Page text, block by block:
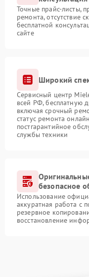
Точные прайс-листы,
ремонта, отсутствие
бесплатной
сайте
Широкий
Сервисный центр
всей РФ, бесплатную
включая срочный
статус ремонта
постгарантийное
службы техники
безопасное
Использование
аккуратная работа с
резервное
восстановление